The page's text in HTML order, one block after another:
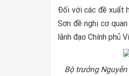
Đối với các đề xuất
Sơn đề nghị cơ
lãnh đạo Chính phủ
Bộ trưởng